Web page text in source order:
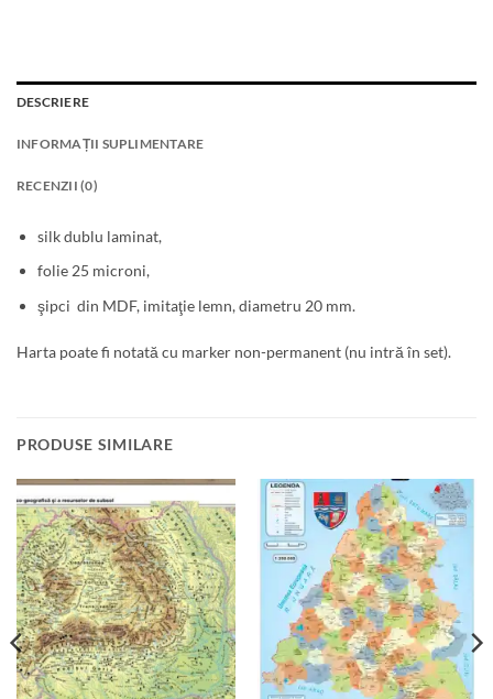
DESCRIERE
INFORMAȚII SUPLIMENTARE
RECENZII (0)
silk dublu laminat,
folie 25 microni,
şipci din MDF, imitaţie lemn, diametru 20 mm.
Harta poate fi notată cu marker non-permanent (nu intră în set).
PRODUSE SIMILARE